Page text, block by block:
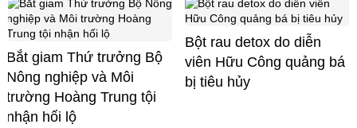
Bắt giam Thứ trưởng Bộ
Nông nghiệp và Môi
trường Hoàng Trung tội
nhận hối lộ
Bột rau detox do diễn
viên Hữu Công quảng bá
bị tiêu hủy